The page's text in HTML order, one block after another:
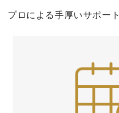
プロによる手厚いサポート